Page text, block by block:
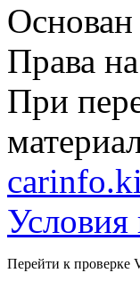
Основан
Права
При
Условия
Перейти к проверке